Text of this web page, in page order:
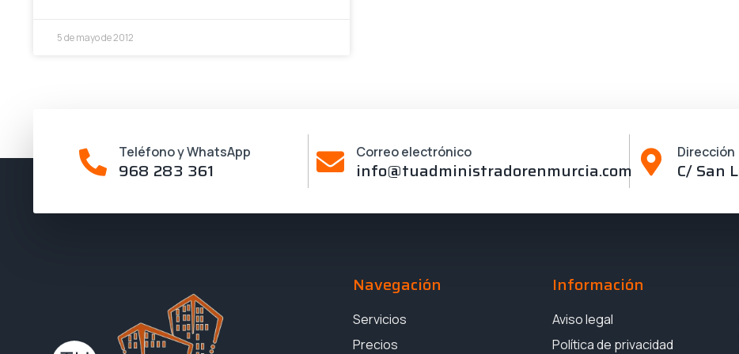
5 de mayo de 2012
Teléfono y WhatsApp
968 283 361
Correo electrónico
info@tuadministradorenmurcia.com
Dirección
C/ San
Navegación
Servicios
Precios
Información
Aviso legal
Política de privacidad